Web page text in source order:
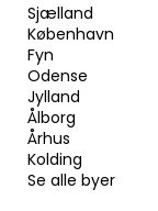
Sjælland
København
Fyn
Odense
Jylland
Ålborg
Århus
Kolding
Se alle byer